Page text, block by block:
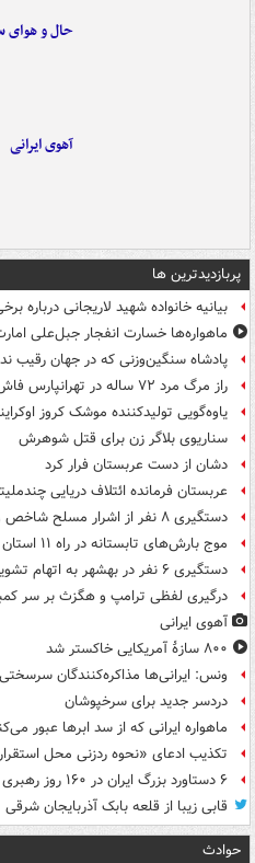
حال و هوای
آهوی ایرانی
پربازدیدترین ها
بیانیه خانواده شهید لاریجانی درباره
ماهواره‌ها خسارت انفجار جبل‌علی
پادشاه سنگین‌وزنی که در جهان رقیب
راز مرگ مرد ۷۲ ساله در تهرانپارس فاش شد
یاوه‌گویی تولیدکننده موشک کروز
سناریوی بلاگر زن برای قتل شوهرش
دشان از دست عربستان فرار کرد
عربستان فرمانده ائتلاف دریایی
دستگیری ۸ نفر از اشرار مسلح شاخص و مرتبطین گروهک های تروریستی
موج بارش‌های تابستانه در راه ۱۱ استان
دستگیری ۶ نفر در بهشهر به اتهام تشویش اذهان عمومی
درگیری لفظی ترامپ و هگزث بر سر
آهوی ایرانی
۸۰۰ سازۀ آمریکایی خاکستر شد
ونس: ایرانی‌ها مذاکره‌کنندگان
دردسر جدید برای سرخپوشان
ماهواره ایرانی که از سد ابرها عبور
تکذیب ادعای «نحوه ردزنی محل
۶ دستاورد بزرگ ایران در ۱۶۰ روز رهبری رهبر انقلاب
قابی زیبا از قلعه بابک آذربایجان شرقی
حوادث